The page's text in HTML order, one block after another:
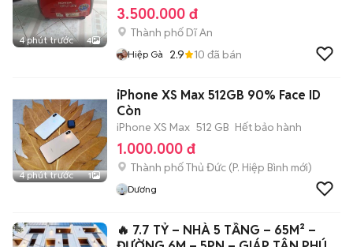
4 phút trước 4
3.500.000 đ
Thành phố Dĩ An
Hiệp Gà 2.9 10 đã bán
4 phút trước 1
iPhone XS Max 512GB 90% Face ID
Còn
iPhone XS Max 512 GB Hết bảo hành
1.000.000 đ
Thành phố Thủ Đức (P. Hiệp Bình mới)
Dương
🔥 7.7 TỶ – NHÀ 5 TẦNG – 65M² –